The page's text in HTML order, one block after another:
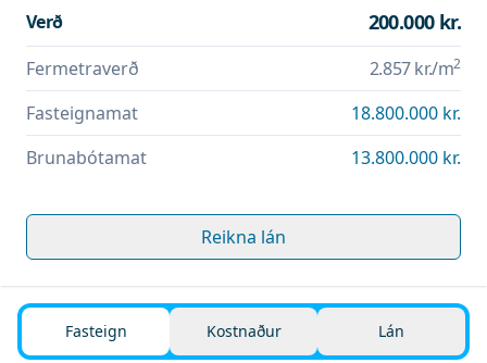
Verð 200.000 kr.
Fermetraverð 2.857 kr./m2
Fasteignamat
18.800.000 kr.
Brunabótamat
13.800.000 kr.
Reikna lán
Fasteign Kostnaður Lán